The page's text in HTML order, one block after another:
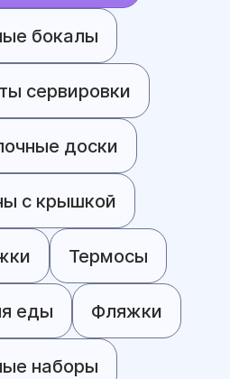
бокалы
сервировки
доски
с крышкой
Термосы
еды Фляжки
наборы